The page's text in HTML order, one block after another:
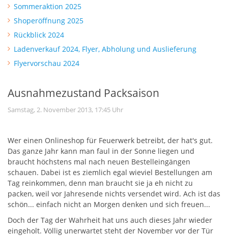
Sommeraktion 2025
Shoperöffnung 2025
Rückblick 2024
Ladenverkauf 2024, Flyer, Abholung und Auslieferung
Flyervorschau 2024
Ausnahmezustand Packsaison
Samstag, 2. November 2013, 17:45 Uhr
Wer einen Onlineshop für Feuerwerk betreibt, der hat's gut.
Das ganze Jahr kann man faul in der Sonne liegen und
braucht höchstens mal nach neuen Bestelleingängen
schauen. Dabei ist es ziemlich egal wieviel Bestellungen am
Tag reinkommen, denn man braucht sie ja eh nicht zu
packen, weil vor Jahresende nichts versendet wird. Ach ist das
schön... einfach nicht an Morgen denken und sich freuen...
Doch der Tag der Wahrheit hat uns auch dieses Jahr wieder
eingeholt. Völlig unerwartet steht der November vor der Tür